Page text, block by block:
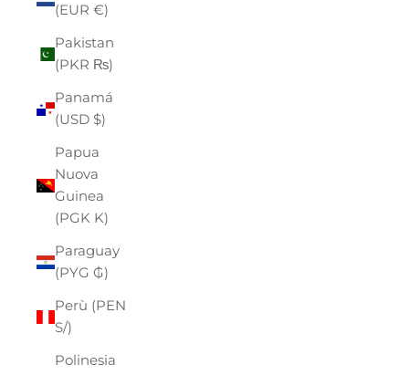
(EUR €)
Pakistan
(PKR ₨)
Panamá
(USD $)
Papua
Nuova
Guinea
(PGK K)
Paraguay
(PYG ₲)
Perù (PEN
S/)
Polinesia